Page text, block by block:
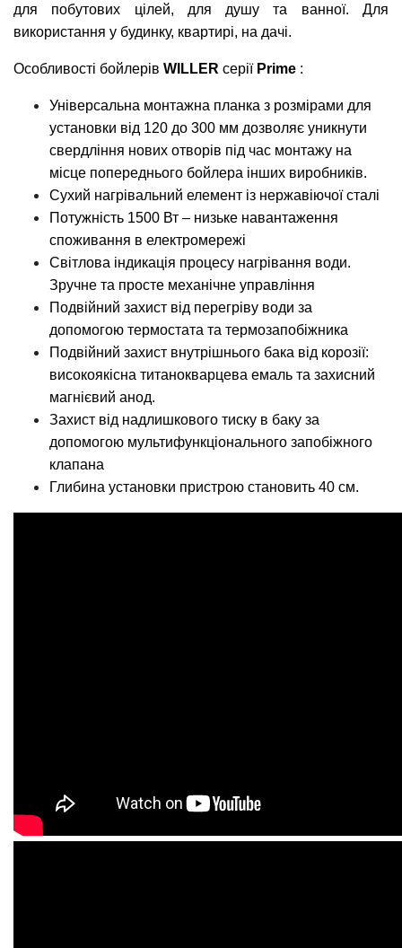
для побутових цілей, для душу та ванної. Для
використання у будинку, квартирі, на дачі.
Особливості бойлерів WILLER серії Prime :
Універсальна монтажна планка з розмірами для
установки від 120 до 300 мм дозволяє уникнути
свердління нових отворів під час монтажу на
місце попереднього бойлера інших виробників.
Сухий нагрівальний елемент із нержавіючої сталі
Потужність 1500 Вт – низьке навантаження
споживання в електромережі
Світлова індикація процесу нагрівання води.
Зручне та просте механічне управління
Подвійний захист від перегріву води за
допомогою термостата та термозапобіжника
Подвійний захист внутрішнього бака від корозії:
високоякісна титанокварцева емаль та захисний
магнієвий анод.
Захист від надлишкового тиску в баку за
допомогою мультифункціонального запобіжного
клапана
Глибина установки пристрою становить 40 см.